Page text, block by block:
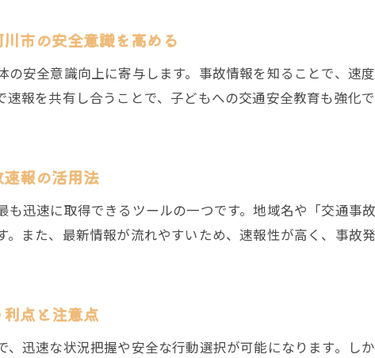
事故速報を基に考える家族の安全対策
交通事故速報で見直す生活圏の危険ポイント
速報情報から導く実践的な交通事故予防策
地域住民ができる交通事故防止の具体策
交通事故を減らすための身近な取り組み方
地域全体で交通事故を防ぐための行動指針
市の安全意識を高める
の安全意識向上に寄与します。事故情報を知ることで、速
報を共有し合うことで、子どもへの交通安全教育も強化
報の活用法
迅速に取得できるツールの一つです。地域名や「交通事
。また、最新情報が流れやすいため、速報性が高く、事故
点と注意点
、迅速な状況把握や安全な行動選択が可能になります。し